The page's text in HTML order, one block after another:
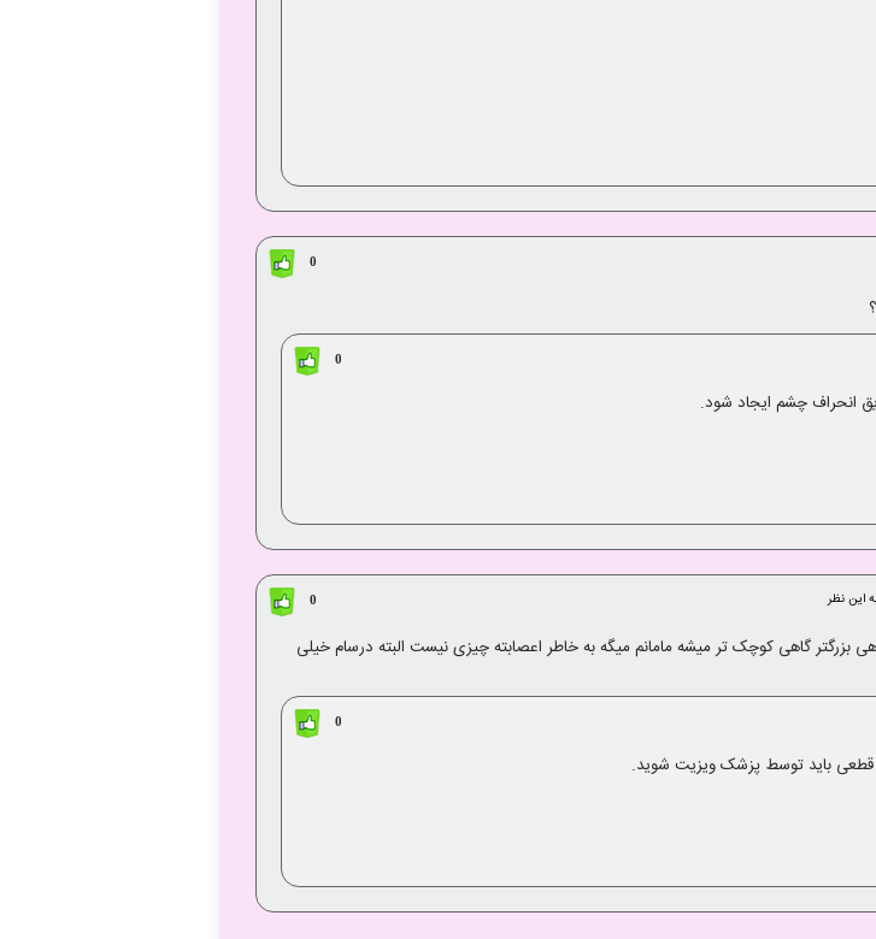
0
0
انحراف چشم ایجاد شود.
این نظر 0
گاهی بزرگتر گاهی کوچک تر میشه مامانم میگه به خاطر اعصابته چیزی نیست البته درسام خیلی
0
قطعی باید توسط پزشک ویزیت شوید.